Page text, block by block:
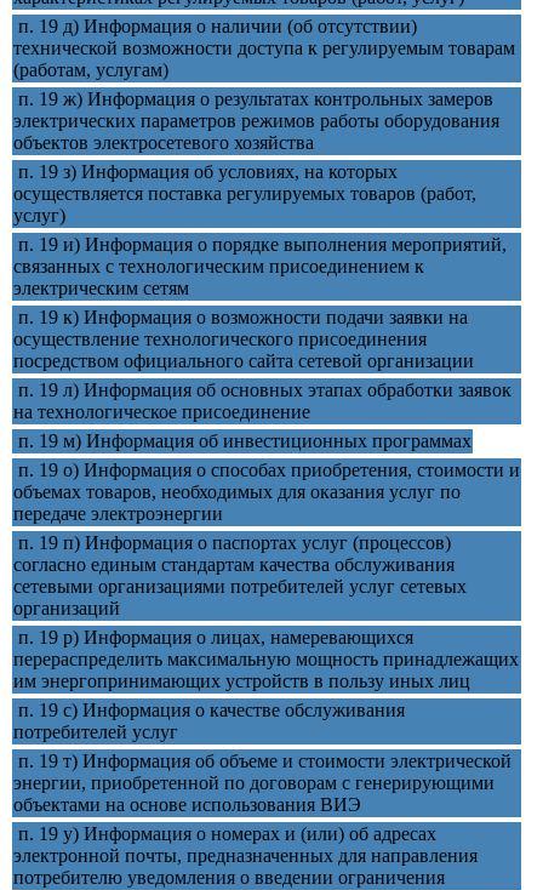
п. 19 д) Информация о наличии (об отсутствии)
технической возможности доступа к регулируемым товарам
(работам, услугам)
п. 19 ж) Информация о результатах контрольных замеров
электрических параметров режимов работы оборудования
объектов электросетевого хозяйства
п. 19 з) Информация об условиях, на которых
осуществляется поставка регулируемых товаров (работ,
услуг)
п. 19 и) Информация о порядке выполнения мероприятий,
связанных с технологическим присоединением к
электрическим сетям
п. 19 к) Информация о возможности подачи заявки на
осуществление технологического присоединения
посредством официального сайта сетевой организации
п. 19 л) Информация об основных этапах обработки заявок
на технологическое присоединение
п. 19 м) Информация об инвестиционных программах
п. 19 о) Информация о способах приобретения, стоимости и
объемах товаров, необходимых для оказания услуг по
передаче электроэнергии
п. 19 п) Информация о паспортах услуг (процессов)
согласно единым стандартам качества обслуживания
сетевыми организациями потребителей услуг сетевых
организаций
п. 19 р) Информация о лицах, намеревающихся
перераспределить максимальную мощность принадлежащих
им энергопринимающих устройств в пользу иных лиц
п. 19 с) Информация о качестве обслуживания
потребителей услуг
п. 19 т) Информация об объеме и стоимости электрической
энергии, приобретенной по договорам с генерирующими
объектами на основе использования ВИЭ
п. 19 у) Информация о номерах и (или) об адресах
электронной почты, предназначенных для направления
потребителю уведомления о введении ограничения